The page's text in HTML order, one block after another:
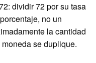
dividir 72 por su tasa
no un
la cantidad
se duplique.